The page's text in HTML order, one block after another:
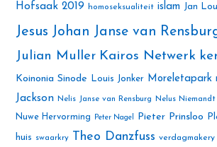
Hofsaak 2019 homoseksualiteit islam Jan
Jesus Johan Janse van
Julian Muller Kairos Netwerk
Koinonia Sinode Louis Jonker Moreletapark
Jackson Nelis Janse van Rensburg Nelus Niemandt
Nuwe Hervorming
Peter Nagel Pieter Prinsloo
huis swaarkry Theo Danzfuss verdagmakery